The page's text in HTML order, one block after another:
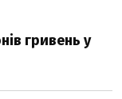
гривень у